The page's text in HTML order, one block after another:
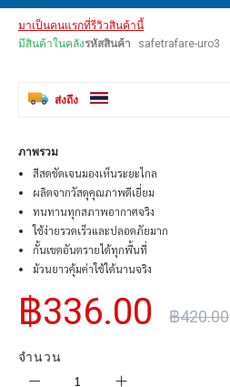
images
มาเป็นคนแรกที่รีวิวสินค้านี้
มีสินค้าในคลังรหัสสินค้า safetrafare-uro3
ส่งถึง
ภาพรวม
สีสดชัดเจนมองเห็นระยะไกล
ผลิตจากวัสดุคุณภาพดีเยี่ยม
ทนทานทุกสภาพอากาศจริง
ใช้ง่ายรวดเร็วและปลอดภัยมาก
กั้นเขตอันตรายได้ทุกพื้นที่
ม้วนยาวคุ้มค่าใช้ได้นานจริง
฿336.00 ฿420.00
จำนวน